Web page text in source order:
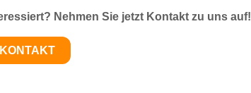
Nehmen Sie jetzt Kontakt zu uns auf!
KONTAKT